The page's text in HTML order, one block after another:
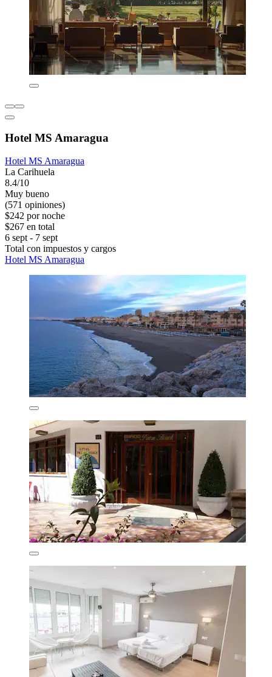
Hotel MS Amaragua
Hotel MS Amaragua
La Carihuela
8.4/10
Muy bueno
(571 opiniones)
$242 por noche
$267 en total
6 sept - 7 sept
Total con impuestos y cargos
Hotel MS Amaragua